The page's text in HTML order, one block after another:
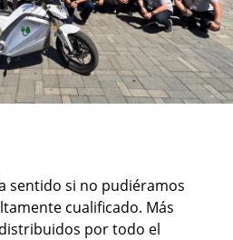
sentido si no pudiéramos
cualificado. Más
por todo el